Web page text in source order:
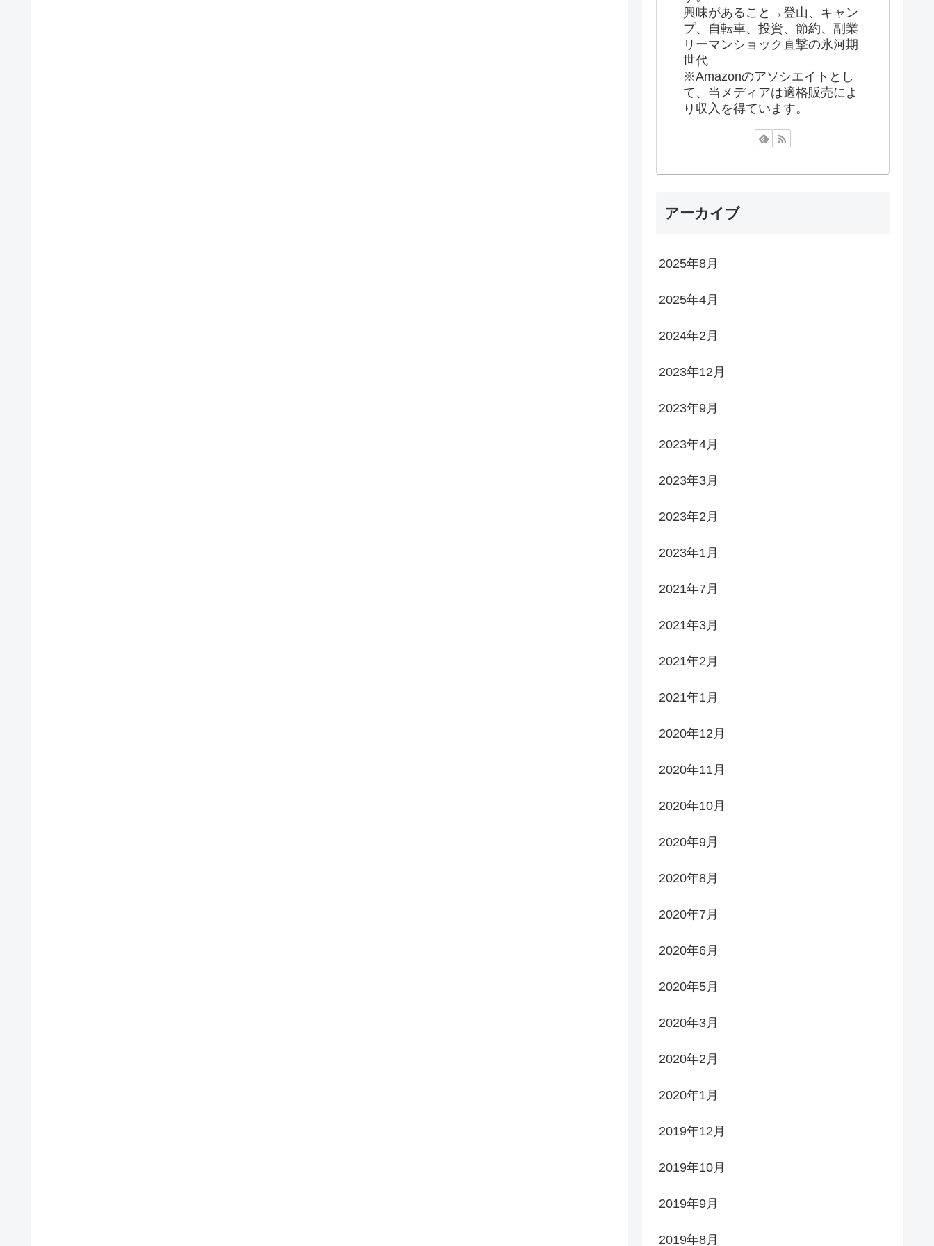
興味があること→登山、キャン
プ、自転車、投資、節約、副業
リーマンショック直撃の氷河期
世代
※Amazonのアソシエイトとし
て、当メディアは適格販売によ
り収入を得ています。
アーカイブ
2025年8月
2025年4月
2024年2月
2023年12月
2023年9月
2023年4月
2023年3月
2023年2月
2023年1月
2021年7月
2021年3月
2021年2月
2021年1月
2020年12月
2020年11月
2020年10月
2020年9月
2020年8月
2020年7月
2020年6月
2020年5月
2020年3月
2020年2月
2020年1月
2019年12月
2019年10月
2019年9月
2019年8月